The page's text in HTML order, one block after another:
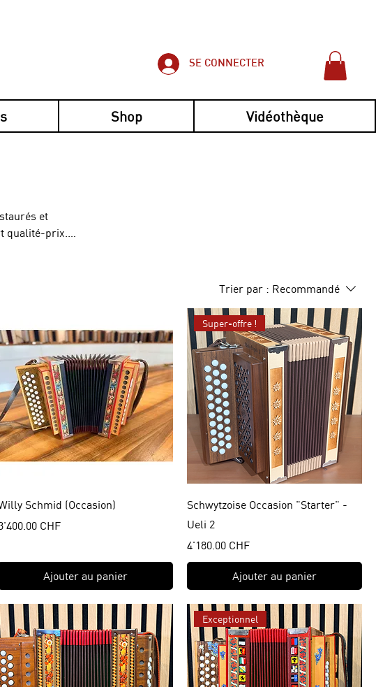
SE CONNECTER
Shop
Vidéothèque
et
qualité-prix.
Trier par : Recommandé
Schmid (Occasion)
CHF
Ajouter au panier
Super-offre !
Schwytzoise Occasion "Starter" -
Ueli 2
Prix
4'180.00 CHF
Ajouter au panier
Exceptionnel